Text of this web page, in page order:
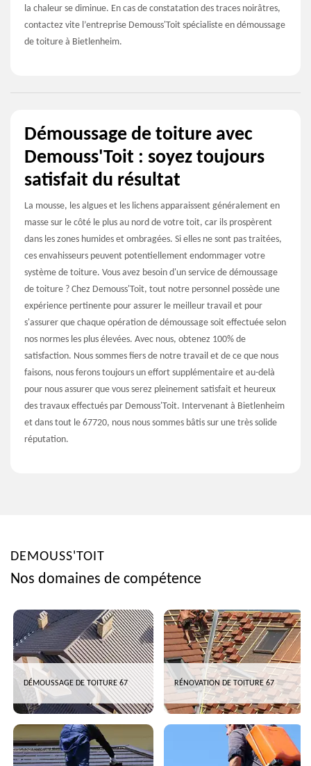
la chaleur se diminue. En cas de constatation des traces noirâtres,
contactez vite l’entreprise Demouss'Toit spécialiste en démoussage
de toiture à Bietlenheim.
Démoussage de toiture avec
Demouss'Toit : soyez toujours
satisfait du résultat
La mousse, les algues et les lichens apparaissent généralement en
masse sur le côté le plus au nord de votre toit, car ils prospèrent
dans les zones humides et ombragées. Si elles ne sont pas traitées,
ces envahisseurs peuvent potentiellement endommager votre
système de toiture. Vous avez besoin d'un service de démoussage
de toiture ? Chez Demouss'Toit, tout notre personnel possède une
expérience pertinente pour assurer le meilleur travail et pour
s'assurer que chaque opération de démoussage soit effectuée selon
nos normes les plus élevées. Avec nous, obtenez 100% de
satisfaction. Nous sommes fiers de notre travail et de ce que nous
faisons, nous ferons toujours un effort supplémentaire et au-delà
pour nous assurer que vous serez pleinement satisfait et heureux
des travaux effectués par Demouss'Toit. Intervenant à Bietlenheim
et dans tout le 67720, nous nous sommes bâtis sur une très solide
réputation.
DEMOUSS'TOIT
Nos domaines de compétence
DÉMOUSSAGE DE TOITURE 67 RÉNOVATION DE TOITURE 67